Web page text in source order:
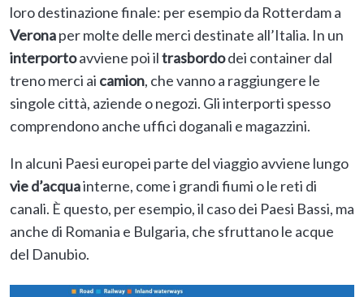
loro destinazione finale: per esempio da Rotterdam a
Veronaper molte delle merci destinate all’Italia. In un
interportoavviene poi iltrasbordodei container dal
treno merci ai camion, che vanno a raggiungere le
singole città, aziende o negozi. Gli interporti spesso
comprendono anche uffici doganali e magazzini.
In alcuni Paesi europei parte del viaggio avviene lungo
vie d’acquainterne, come i grandi fiumi o le reti di
canali. È questo, per esempio, il caso dei Paesi Bassi, ma
anche di Romania e Bulgaria, che sfruttano le acque
del Danubio.